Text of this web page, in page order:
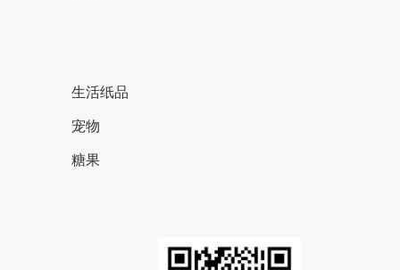
生活纸品
宠物
糖果